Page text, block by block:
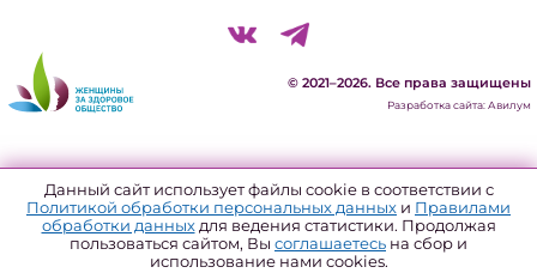
© 2021–2026. Все права защищены
Разработка сайта: Авилум
Политика конфиденциальности
Согласие на обработку персональных данных
Политика использования файлов куки
Данный сайт использует файлы cookie в соответствии с
Политикой обработки персональных данных и Правилами
обработки данныхдля ведения статистики. Продолжая
пользоваться сайтом, Вы соглашаетесь на сбор и
использование нами cookies.